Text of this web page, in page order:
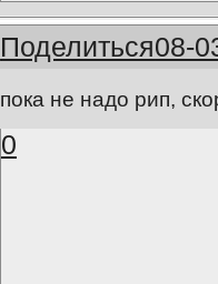
Поделиться08-
пока не надо рип,
0